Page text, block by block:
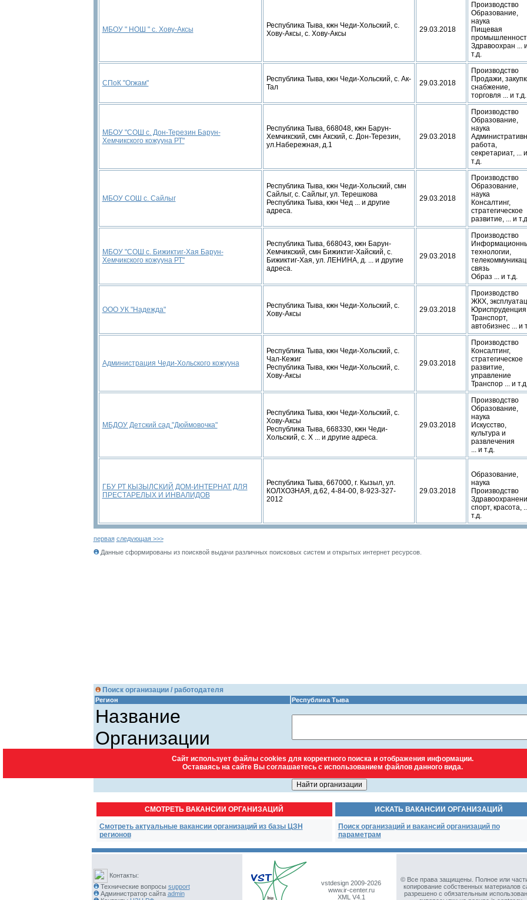
МБОУ " НОШ " с. Хову-Аксы
Республика Тыва, кжн Чеди-Хольский, с.
Хову-Аксы, с. Хову-Аксы
29.03.2018
Производство
Образование,
наука
Пищевая
Здравоохран ... и
т.д.
СПоК "Огжам"
Республика Тыва, кжн Чеди-Хольский, с. Ак-
Тал
29.03.2018
Производство
Продажи,
снабжение,
торговля ... и т.д.
МБОУ "СОШ с. Дон-Терезин Барун-
Хемчикского кожууна РТ"
Республика Тыва, 668048, кжн Барун-
Хемчикский, смн Акский, с. Дон-Терезин,
ул.Набережная, д.1
29.03.2018
Производство
Образование,
наука
работа,
секретариат, ... и
т.д.
МБОУ СОШ с. Сайлыг
Республика Тыва, кжн Чеди-Хольский, смн
Сайлыг, с. Сайлыг, ул. Терешкова
Республика Тыва, кжн Чед ... и другие
адреса.
29.03.2018
Производство
Образование,
наука
Консалтинг,
стратегическое
развитие, ... и
МБОУ "СОШ с. Бижиктиг-Хая Барун-
Хемчикского кожууна РТ"
Республика Тыва, 668043, кжн Барун-
Хемчикский, смн Бижиктиг-Хайский, с.
Бижиктиг-Хая, ул. ЛЕНИНА, д. ... и другие
адреса.
29.03.2018
Производство
технологии,
связь
Образ ... и т.д.
ООО УК "Надежда"
Республика Тыва, кжн Чеди-Хольский, с.
Хову-Аксы
29.03.2018
Производство
ЖКХ,
Юриспруденция
Транспорт,
автобизнес ... и
Администрация Чеди-Хольского кожууна
Республика Тыва, кжн Чеди-Хольский, с.
Чал-Кежиг
Республика Тыва, кжн Чеди-Хольский, с.
Хову-Аксы
29.03.2018
Производство
Консалтинг,
стратегическое
развитие,
управление
Транспор ... и
МБДОУ Детский сад "Дюймовочка"
Республика Тыва, кжн Чеди-Хольский, с.
Хову-Аксы
Республика Тыва, 668330, кжн Чеди-
Хольский, с. Х ... и другие адреса.
29.03.2018
Производство
Образование,
наука
Искусство,
культура и
развлечения
... и т.д.
ГБУ РТ КЫЗЫЛСКИЙ ДОМ-ИНТЕРНАТ ДЛЯ
ПРЕСТАРЕЛЫХ И ИНВАЛИДОВ
Республика Тыва, 667000, г. Кызыл, ул.
КОЛХОЗНАЯ, д.62, 4-84-00, 8-923-327-
2012
29.03.2018
Образование,
наука
Производство
спорт, красота,
т.д.
первая следующая >>>
Данные сформированы из поисквой выдачи различных поисковых систем и открытых интернет ресурсов.
Поиск организации / работодателя
Регион Республика Тыва
Название
Организации
Город / район
введите код запроса249797>>>
СМОТРЕТЬ ВАКАНСИИ ОРГАНИЗАЦИЙ ИСКАТЬ ВАКАНСИИ ОРГАНИЗАЦИЙ
Смотреть актуальные вакансии организаций из базы ЦЗН
регионов
Поиск организаций и вакансий организаций по
параметрам
Контакты:
Технические вопросы support
Администратор сайта admin
vstdesign 2009-2026
www.ir-center.ru
XML V4.1
© Все права защищены. Полное или
копирование собственных материалов
разрешено с обязательным
Сайт использует файлы cookies для корректного поиска и отображения информации.
Оставаясь на сайте Вы соглашаетесь с использованием файлов данного вида.